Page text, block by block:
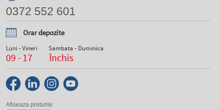
0372 552 601
Orar depozite
Luni - Vineri
09 - 17
Sambata - Duminica
Închis
Afiseaza preturile: